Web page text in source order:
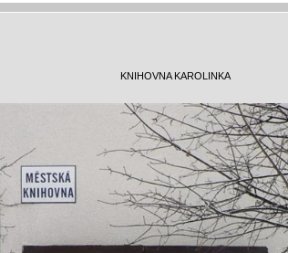
KNIHOVNA KAROLINKA